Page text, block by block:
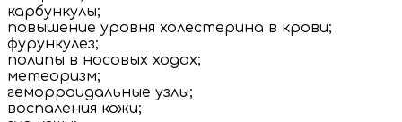
карбункулы;
повышение уровня холестерина в крови;
фурункулез;
полипы в носовых ходах;
метеоризм;
геморроидальные узлы;
воспаления кожи;